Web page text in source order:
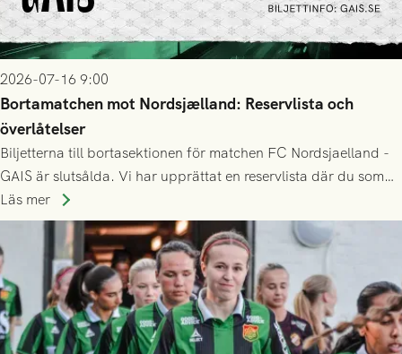
2026-07-16 9:00
Bortamatchen mot Nordsjælland: Reservlista och
överlåtelser
Biljetterna till bortasektionen för matchen FC Nordsjaelland -
GAIS är slutsålda. Vi har upprättat en reservlista där du som
ännu inte har någon biljett kan anmäla ditt intresse. Du kan
inte själv överlåta din biljett till någon annan.
Läs mer